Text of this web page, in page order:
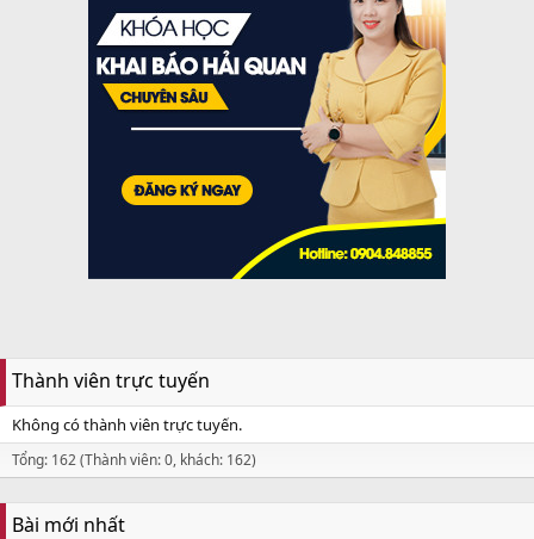
Thành viên trực tuyến
Không có thành viên trực tuyến.
Tổng: 162 (Thành viên: 0, khách: 162)
Bài mới nhất